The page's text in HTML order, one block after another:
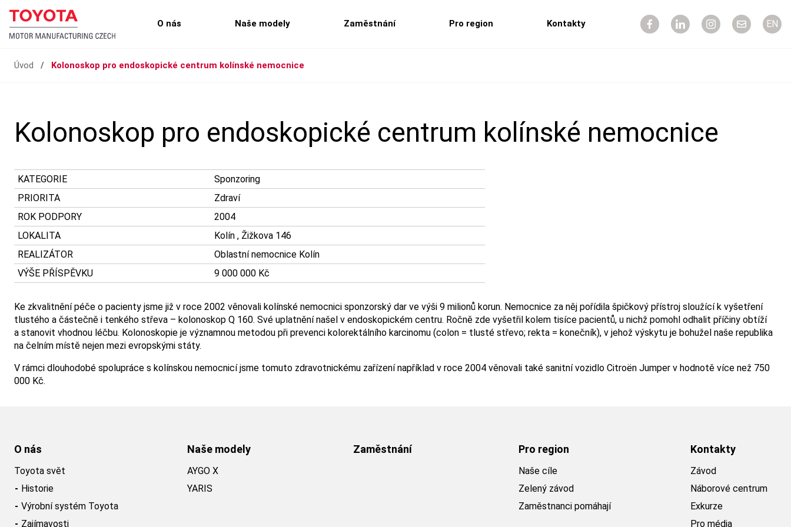
O nás Naše modely Zaměstnání Pro region Kontakty EN
Úvod / Kolonoskop pro endoskopické centrum kolínské nemocnice
Kolonoskop pro endoskopické centrum kolínské nemocnice
KATEGORIE
Sponzoring
PRIORITA
Zdraví
ROK PODPORY
2004
LOKALITA
Kolín , Žižkova 146
REALIZÁTOR
Oblastní nemocnice Kolín
VÝŠE PŘÍSPĚVKU
9 000 000 Kč
Ke zkvalitnění péče o pacienty jsme již v roce 2002 věnovali kolínské nemocnici sponzorský dar ve výši 9 milionů korun. Nemocnice za něj pořídila špičkový přístroj sloužící k vyšetření
tlustého a částečně i tenkého střeva – kolonoskop Q 160. Své uplatnění našel v endoskopickém centru. Ročně zde vyšetřil kolem tisíce pacientů, u nichž pomohl odhalit příčiny obtíží
a stanovit vhodnou léčbu. Kolonoskopie je významnou metodou při prevenci kolorektálního karcinomu (colon = tlusté střevo; rekta = konečník), v jehož výskytu je bohužel naše republika
na čelním místě nejen mezi evropskými státy.
V rámci dlouhodobé spolupráce s kolínskou nemocnicí jsme tomuto zdravotnickému zařízení například v roce 2004 věnovali také sanitní vozidlo Citroën Jumper v hodnotě více než 750
000 Kč.
O nás
Toyota svět
Historie
Výrobní systém Toyota
Zajímavosti
Naše modely
AYGO X
YARIS
Zaměstnání Pro region
Naše cíle
Zelený závod
Zaměstnanci pomáhají
Kontakty
Závod
Náborové centrum
Exkurze
Pro média